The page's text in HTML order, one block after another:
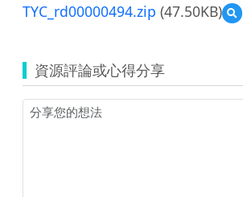
TYC_rd00000494.zip (47.50KB)
預
覽
資源評論或心得分享